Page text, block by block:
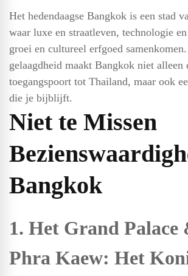
Het hedendaagse Bangkok is een stad
waar luxe en straatleven, technologie
groei en cultureel erfgoed
gelaagdheid maakt Bangkok niet alleen
toegangspoort tot Thailand, maar ook
die je bijblijft.
Niet te Missen
Bangkok
1. Het Grand Palace
Phra Kaew: Het